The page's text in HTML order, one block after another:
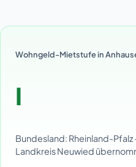
Wohngeld-Mietstufe in
I
Bundesland: Rheinland-Pfalz
Landkreis Neuwied